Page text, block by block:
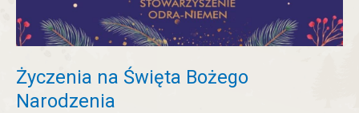
Życzenia na Święta Bożego
Narodzenia